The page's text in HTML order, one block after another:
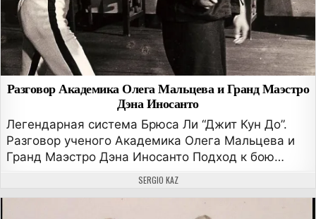
Разговор Академика Олега Мальцева и Гранд Маэстро
Дэна Иносанто
Легендарная система Брюса Ли “Джит Кун До”.
Разговор ученого Академика Олега Мальцева и
Гранд Маэстро Дэна Иносанто Подход к бою…
АВТОР:
SERGIO KAZ